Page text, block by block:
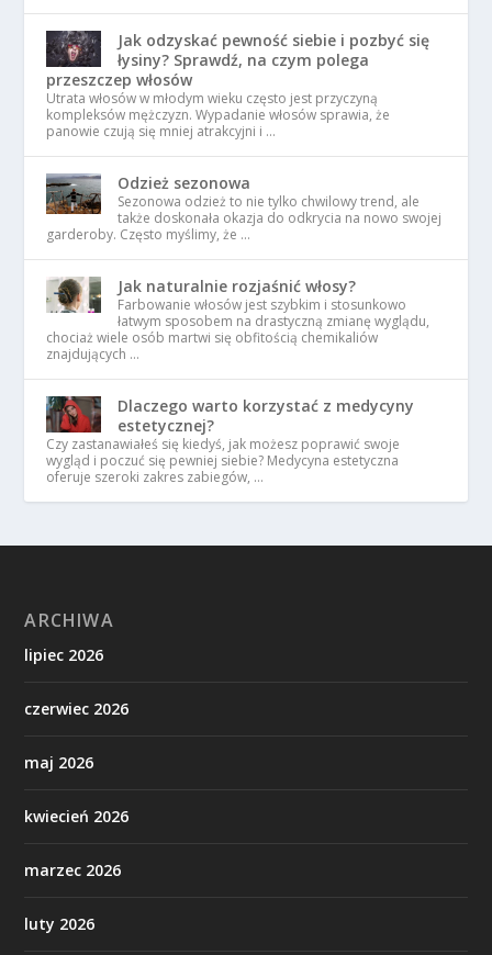
Jak odzyskać pewność siebie i pozbyć się
łysiny? Sprawdź, na czym polega
przeszczep włosów
Utrata włosów w młodym wieku często jest przyczyną
kompleksów mężczyzn. Wypadanie włosów sprawia, że
panowie czują się mniej atrakcyjni i …
Odzież sezonowa
Sezonowa odzież to nie tylko chwilowy trend, ale
także doskonała okazja do odkrycia na nowo swojej
garderoby. Często myślimy, że …
Jak naturalnie rozjaśnić włosy?
Farbowanie włosów jest szybkim i stosunkowo
łatwym sposobem na drastyczną zmianę wyglądu,
chociaż wiele osób martwi się obfitością chemikaliów
znajdujących …
Dlaczego warto korzystać z medycyny
estetycznej?
Czy zastanawiałeś się kiedyś, jak możesz poprawić swoje
wygląd i poczuć się pewniej siebie? Medycyna estetyczna
oferuje szeroki zakres zabiegów, …
ARCHIWA
lipiec 2026
czerwiec 2026
maj 2026
kwiecień 2026
marzec 2026
luty 2026